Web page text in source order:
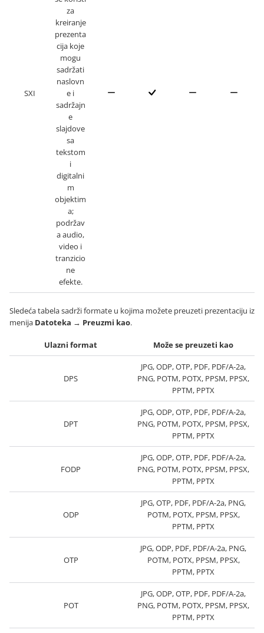
SXI
za
kreiranje
prezenta
cija koje
mogu
sadržati
naslovn
e i
sadržajn
e
slajdove
sa
tekstom
i
digitalni
m
objektim
a;
podržav
a audio,
video i
tranzicio
ne
efekte.
Sledeća tabela sadrži formate u kojima možete preuzeti prezentaciju iz
menija Datoteka → Preuzmi kao.
Ulazni format Može se preuzeti kao
DPS
JPG, ODP, OTP, PDF, PDF/A-2a,
PNG, POTM, POTX, PPSM, PPSX,
PPTM, PPTX
DPT
JPG, ODP, OTP, PDF, PDF/A-2a,
PNG, POTM, POTX, PPSM, PPSX,
PPTM, PPTX
FODP
JPG, ODP, OTP, PDF, PDF/A-2a,
PNG, POTM, POTX, PPSM, PPSX,
PPTM, PPTX
ODP
JPG, OTP, PDF, PDF/A-2a, PNG,
POTM, POTX, PPSM, PPSX,
PPTM, PPTX
OTP
JPG, ODP, PDF, PDF/A-2a, PNG,
POTM, POTX, PPSM, PPSX,
PPTM, PPTX
POT
JPG, ODP, OTP, PDF, PDF/A-2a,
PNG, POTM, POTX, PPSM, PPSX,
PPTM, PPTX